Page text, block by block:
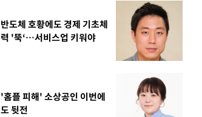
반도체 호황에도 경제 기초체
력 '뚝‘…서비스업 키워야
'홈플 피해' 소상공인 이번에
도 뒷전